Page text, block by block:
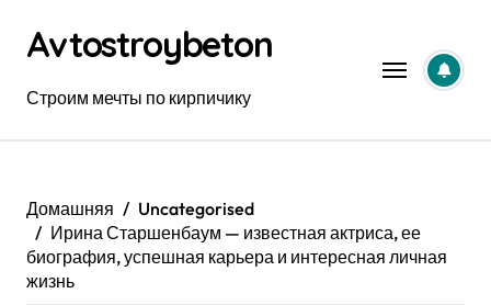
содержанию
Avtostroybeton
Строим мечты по кирпичику
Домашняя
Uncategorised
Ирина Старшенбаум — известная актриса, ее
биография, успешная карьера и интересная личная
жизнь